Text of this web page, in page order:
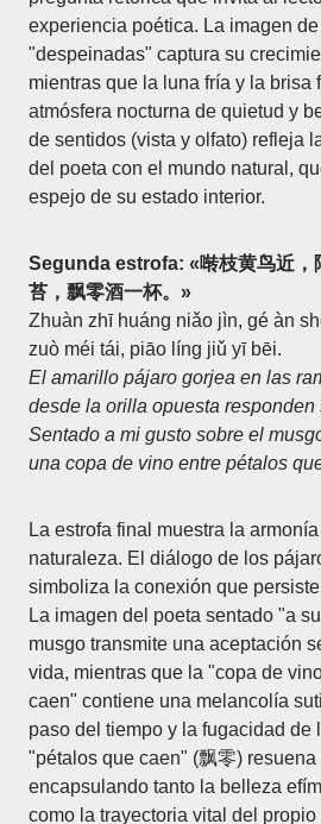
experiencia poética. La imagen
"despeinadas" captura su
mientras que la luna fría y la brisa
atmósfera nocturna de quietud y
de sentidos (vista y olfato) refleja
del poeta con el mundo natural,
espejo de su estado interior.
Segunda estrofa: «啭枝黄鸟近，
苔，飘零酒一杯。»
Zhuàn zhī huáng niǎo jìn, gé àn
zuò méi tái, piāo líng jiǔ yī bēi.
El amarillo pájaro gorjea en las
desde la orilla opuesta responden
Sentado a mi gusto sobre el
una copa de vino entre pétalos
La estrofa final muestra la
naturaleza. El diálogo de los
simboliza la conexión que
La imagen del poeta sentado "a
musgo transmite una aceptación
vida, mientras que la "copa de
caen" contiene una melancolía
paso del tiempo y la fugacidad de
"pétalos que caen" (飘零)
encapsulando tanto la belleza
como la trayectoria vital del propio